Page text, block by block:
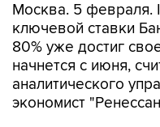
Москва. 5 февраля.
ключевой ставки
80% уже достиг
начнется с июня,
аналитического
экономист